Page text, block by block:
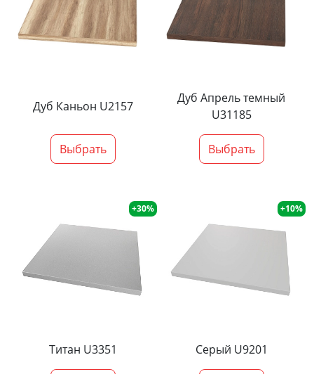
Дуб Каньон U2157
Выбрать
Дуб Апрель темный
U31185
Выбрать
+30%
Титан U3351
+10%
Серый U9201